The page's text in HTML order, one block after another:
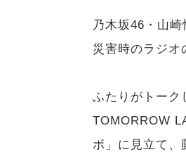
乃木坂46・山
災害時のラジオ
ふたりがトーク
TOMORROW
ボ」に見立て、